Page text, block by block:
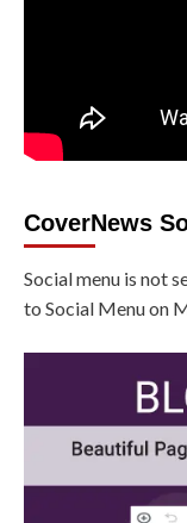
CoverNews
Social menu is not
to Social Menu on